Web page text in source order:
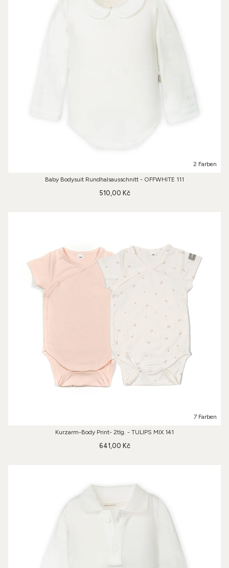
2 Farben
Baby Bodysuit Rundhalsausschnitt - OFFWHITE 111
510,00 Kč
7 Farben
Kurzarm-Body Print- 2tlg. - TULIPS MIX 141
641,00 Kč